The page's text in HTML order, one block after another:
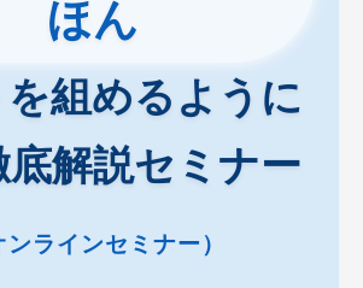
ほん
組めるように
解説セミナー
ンラインセミナー）